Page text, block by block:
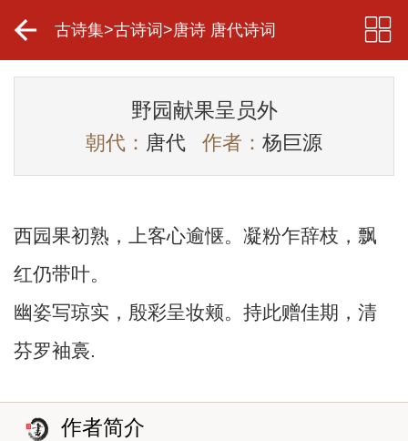
古诗集>古诗词 >唐诗 唐代诗词
野园献果呈员外
朝代： 唐代 作者： 杨巨源
西园果初熟，上客心逾惬。凝粉乍辞枝，飘
红仍带叶。
幽姿写琼实，殷彩呈妆颊。持此赠佳期，清
芬罗袖裛.
作者简介